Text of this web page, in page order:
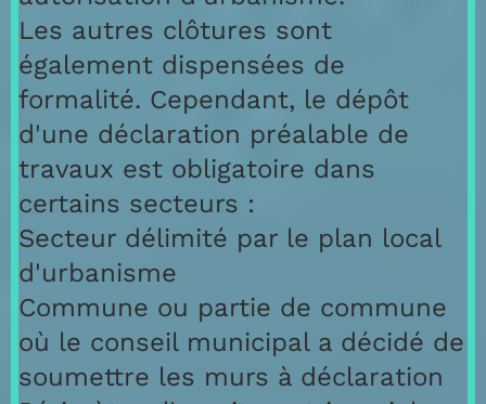
Les autres clôtures sont
également dispensées de
formalité. Cependant, le dépôt
d'une déclaration préalable de
travaux est obligatoire dans
certains secteurs :
Secteur délimité par le plan local
d'urbanisme
Commune ou partie de commune
où le conseil municipal a décidé de
soumettre les murs à déclaration